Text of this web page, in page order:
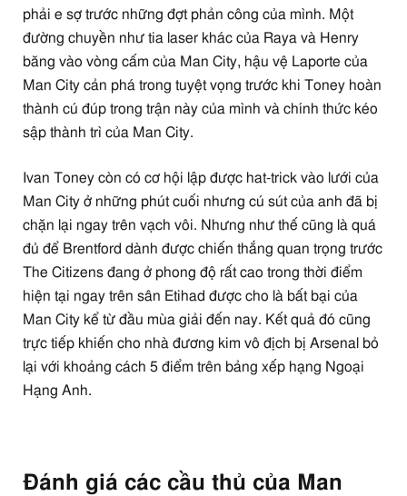
phải e sợ trước những đợt phản công của mình. Một
đường chuyền như tia laser khác của Raya và Henry
băng vào vòng cấm của Man City, hậu vệ Laporte của
Man City cản phá trong tuyệt vọng trước khi Toney hoàn
thành cú đúp trong trận này của mình và chính thức kéo
sập thành trì của Man City.
Ivan Toney còn có cơ hội lập được hat-trick vào lưới của
Man City ở những phút cuối nhưng cú sút của anh đã bị
chặn lại ngay trên vạch vôi. Nhưng như thế cũng là quá
đủ để Brentford dành được chiến thắng quan trọng trước
The Citizens đang ở phong độ rất cao trong thời điểm
hiện tại ngay trên sân Etihad được cho là bất bại của
Man City kể từ đầu mùa giải đến nay. Kết quả đó cũng
trực tiếp khiến cho nhà đương kim vô địch bị Arsenal bỏ
lại với khoảng cách 5 điểm trên bảng xếp hạng Ngoại
Hạng Anh.
Đánh giá các cầu thủ của Man